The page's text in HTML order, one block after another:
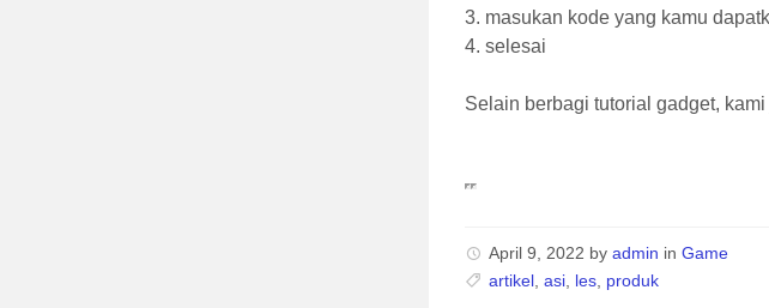
3. masukan kode yang kamu
4. selesai
Selain berbagi tutorial gadget,
April 9, 2022 byadmin inGame
artikel ,asi les produk